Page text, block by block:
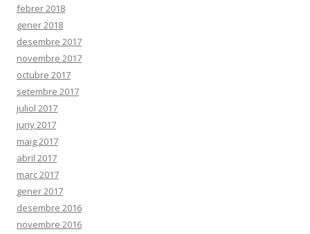
febrer 2018
gener 2018
desembre 2017
novembre 2017
octubre 2017
setembre 2017
juliol 2017
juny 2017
maig 2017
abril 2017
març 2017
gener 2017
desembre 2016
novembre 2016